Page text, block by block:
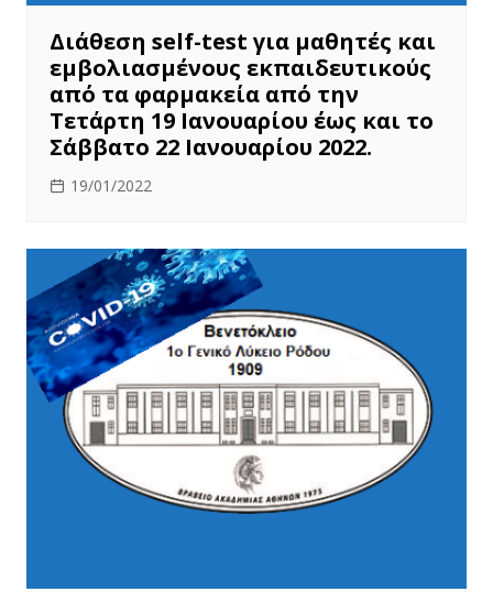
Διάθεση self-test για μαθητές και
εμβολιασμένους εκπαιδευτικούς
από τα φαρμακεία από την
Τετάρτη 19 Ιανουαρίου έως και το
Σάββατο 22 Ιανουαρίου 2022.
19/01/2022